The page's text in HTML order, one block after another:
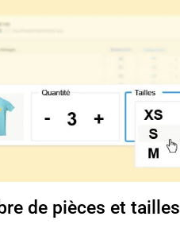
de pièces et tailles